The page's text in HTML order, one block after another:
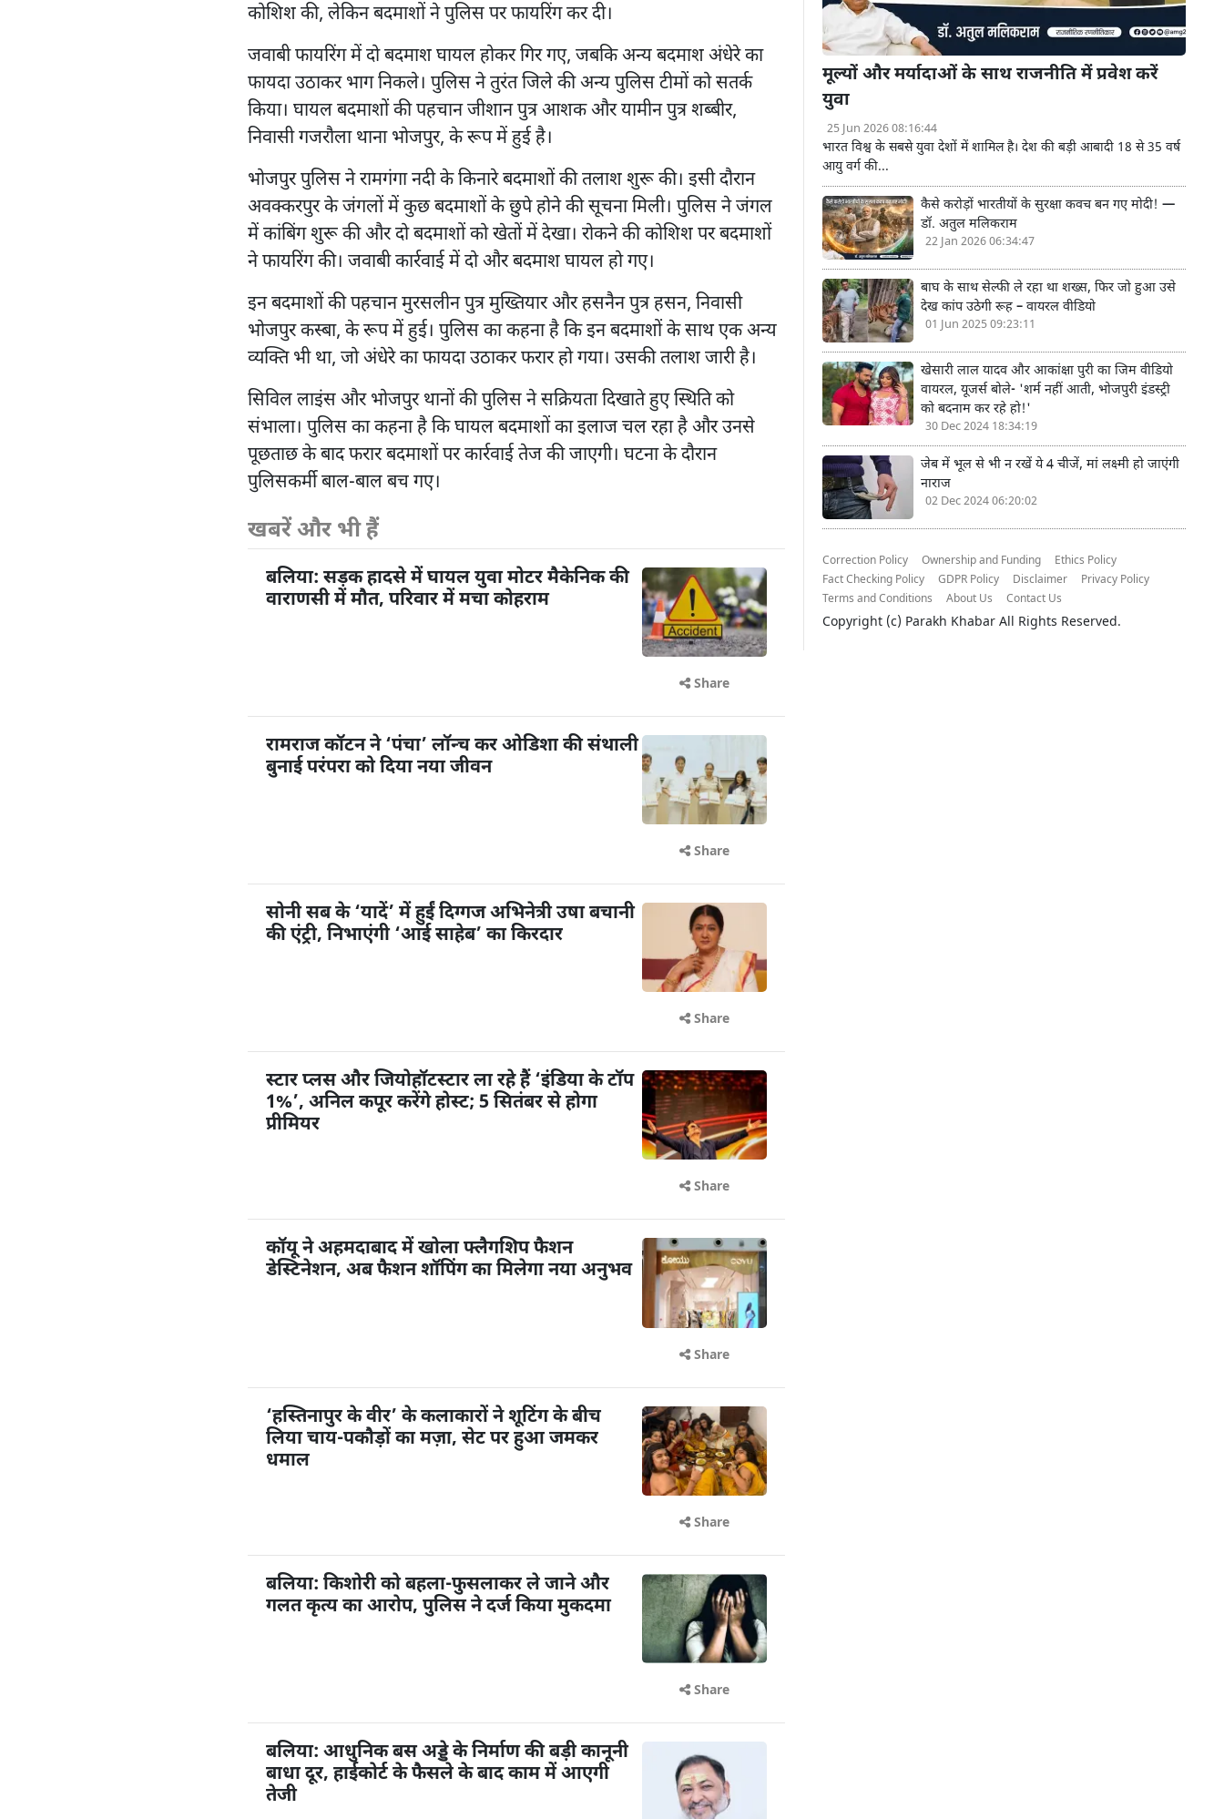
कोशिश की, लेकिन बदमाशों ने पुलिस पर फायरिंग कर दी।
जवाबी फायरिंग में दो बदमाश घायल होकर गिर गए, जबकि अन्य बदमाश अंधेरे का
फायदा उठाकर भाग निकले। पुलिस ने तुरंत जिले की अन्य पुलिस टीमों को सतर्क
किया। घायल बदमाशों की पहचान जीशान पुत्र आशक और यामीन पुत्र शब्बीर,
निवासी गजरौला थाना भोजपुर, के रूप में हुई है।
भोजपुर पुलिस ने रामगंगा नदी के किनारे बदमाशों की तलाश शुरू की। इसी दौरान
अवक्करपुर के जंगलों में कुछ बदमाशों के छुपे होने की सूचना मिली। पुलिस ने जंगल
में कांबिंग शुरू की और दो बदमाशों को खेतों में देखा। रोकने की कोशिश पर बदमाशों
ने फायरिंग की। जवाबी कार्रवाई में दो और बदमाश घायल हो गए।
इन बदमाशों की पहचान मुरसलीन पुत्र मुख्तियार और हसनैन पुत्र हसन, निवासी
भोजपुर कस्बा, के रूप में हुई। पुलिस का कहना है कि इन बदमाशों के साथ एक अन्य
व्यक्ति भी था, जो अंधेरे का फायदा उठाकर फरार हो गया। उसकी तलाश जारी है।
सिविल लाइंस और भोजपुर थानों की पुलिस ने सक्रियता दिखाते हुए स्थिति को
संभाला। पुलिस का कहना है कि घायल बदमाशों का इलाज चल रहा है और उनसे
पूछताछ के बाद फरार बदमाशों पर कार्रवाई तेज की जाएगी। घटना के दौरान
पुलिसकर्मी बाल-बाल बच गए।
खबरें और भी हैं
बलिया: सड़क हादसे में घायल युवा मोटर मैकेनिक की
वाराणसी में मौत, परिवार में मचा कोहराम
Share
रामराज कॉटन ने ‘पंचा’ लॉन्च कर ओडिशा की संथाली
बुनाई परंपरा को दिया नया जीवन
Share
सोनी सब के ‘यादें’ में हुईं दिग्गज अभिनेत्री उषा बचानी
की एंट्री, निभाएंगी ‘आई साहेब’ का किरदार
Share
स्टार प्लस और जियोहॉटस्टार ला रहे हैं ‘इंडिया के टॉप
1%’, अनिल कपूर करेंगे होस्ट; 5 सितंबर से होगा
प्रीमियर
Share
कॉयू ने अहमदाबाद में खोला फ्लैगशिप फैशन
डेस्टिनेशन, अब फैशन शॉपिंग का मिलेगा नया अनुभव
Share
‘हस्तिनापुर के वीर’ के कलाकारों ने शूटिंग के बीच
लिया चाय-पकौड़ों का मज़ा, सेट पर हुआ जमकर
धमाल
Share
बलिया: किशोरी को बहला-फुसलाकर ले जाने और
गलत कृत्य का आरोप, पुलिस ने दर्ज किया मुकदमा
Share
बलिया: आधुनिक बस अड्डे के निर्माण की बड़ी कानूनी
बाधा दूर, हाईकोर्ट के फैसले के बाद काम में आएगी
तेजी
मूल्यों और मर्यादाओं के साथ राजनीति में प्रवेश करें
युवा
25 Jun 2026 08:16:44
भारत विश्व के सबसे युवा देशों में शामिल है। देश की बड़ी आबादी 18 से 35 वर्ष
आयु वर्ग की...
कैसे करोड़ों भारतीयों के सुरक्षा कवच बन गए मोदी! —
डॉ. अतुल मलिकराम
22 Jan 2026 06:34:47
बाघ के साथ सेल्फी ले रहा था शख्स, फिर जो हुआ उसे
देख कांप उठेगी रूह – वायरल वीडियो
01 Jun 2025 09:23:11
खेसारी लाल यादव और आकांक्षा पुरी का जिम वीडियो
वायरल, यूजर्स बोले- 'शर्म नहीं आती, भोजपुरी इंडस्ट्री
को बदनाम कर रहे हो!'
30 Dec 2024 18:34:19
जेब में भूल से भी न रखें ये 4 चीजें, मां लक्ष्मी हो जाएंगी
नाराज
02 Dec 2024 06:20:02
Correction Policy Ownership and Funding
Ethics Policy
Fact Checking Policy
GDPR Policy Disclaimer
Privacy Policy
Terms and Conditions
About Us Contact Us
Copyright (c) Parakh Khabar All Rights Reserved.